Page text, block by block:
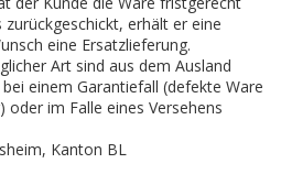
erhält er eine
eine Ersatzlieferung.
Art sind aus dem Ausland
einem Garantiefall (defekte Ware
im Falle eines Versehens
Kanton BL